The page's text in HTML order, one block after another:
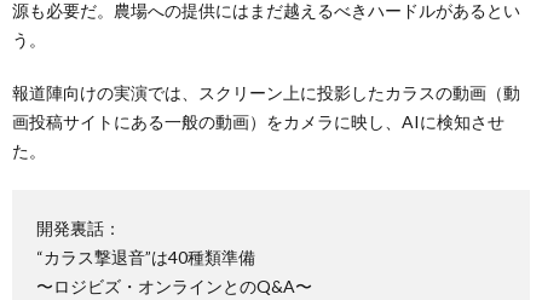
源も必要だ。農場への提供にはまだ越えるべきハードルがあるとい
う。
報道陣向けの実演では、スクリーン上に投影したカラスの動画（動
画投稿サイトにある一般の動画）をカメラに映し、AIに検知させ
た。
開発裏話：
“カラス撃退音”は40種類準備
〜ロジビズ・オンラインとのQ&A〜